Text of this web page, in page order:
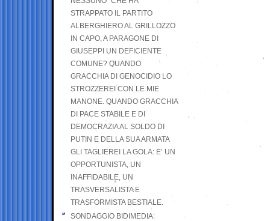
STRAPPATO IL PARTITO
ALBERGHIERO AL GRILLOZZO
IN CAPO, A PARAGONE DI
GIUSEPPI UN DEFICIENTE
COMUNE? QUANDO
GRACCHIA DI GENOCIDIO LO
STROZZEREI CON LE MIE
MANONE. QUANDO GRACCHIA
DI PACE STABILE E DI
DEMOCRAZIA AL SOLDO DI
PUTIN E DELLA SUA ARMATA
GLI TAGLIEREI LA GOLA: E’ UN
OPPORTUNISTA, UN
INAFFIDABILE, UN
TRASVERSALISTA E
TRASFORMISTA BESTIALE.
SONDAGGIO BIDIMEDIA: